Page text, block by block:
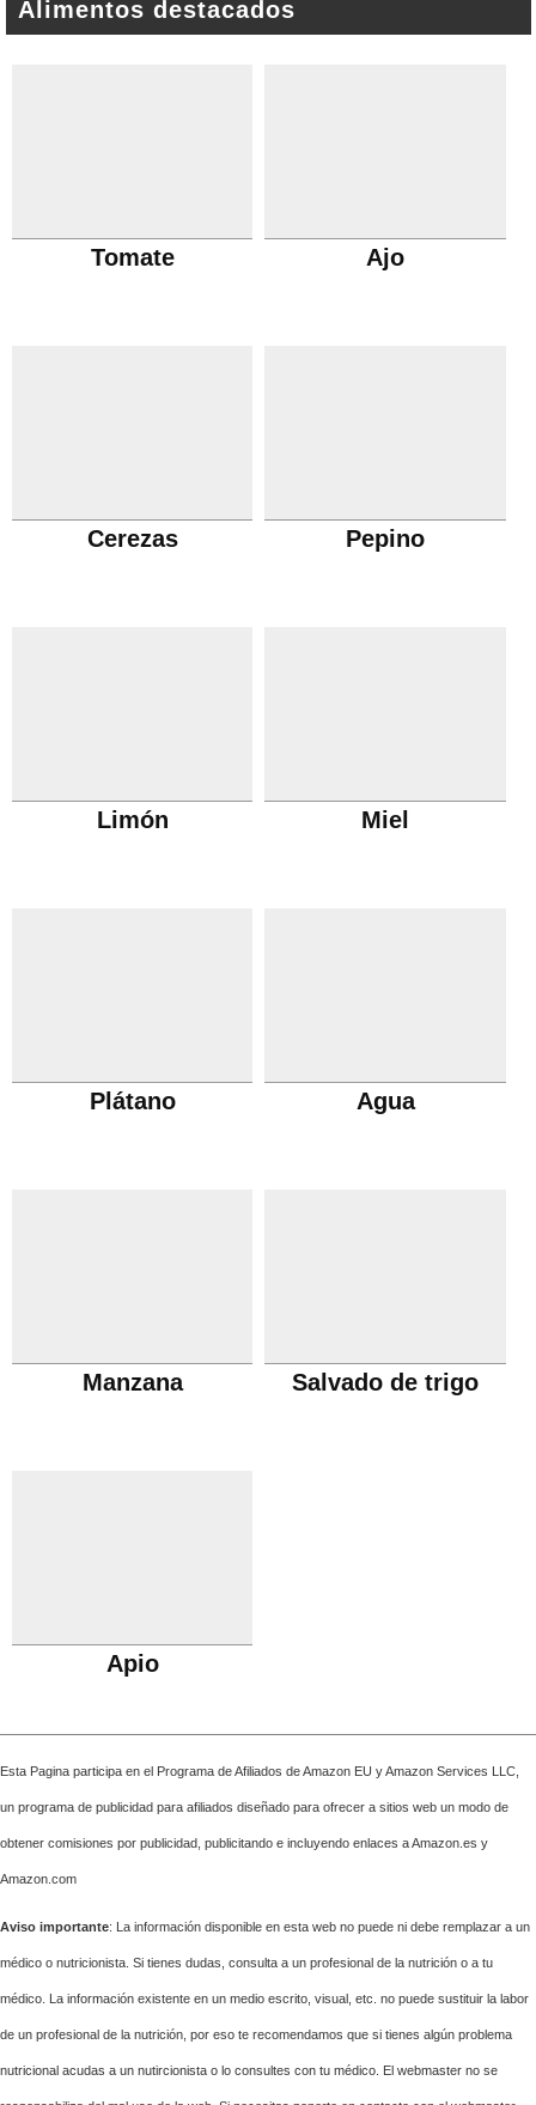
Alimentos destacados
Tomate Ajo
Cerezas Pepino
Limón Miel
Plátano Agua
Manzana Salvado de trigo
Apio
Esta Pagina participa en el Programa de Afiliados de Amazon EU y Amazon Services LLC,
un programa de publicidad para afiliados diseñado para ofrecer a sitios web un modo de
obtener comisiones por publicidad, publicitando e incluyendo enlaces a Amazon.es y
Amazon.com
Aviso importante: La información disponible en esta web no puede ni debe remplazar a un
médico o nutricionista. Si tienes dudas, consulta a un profesional de la nutrición o a tu
médico. La información existente en un medio escrito, visual, etc. no puede sustituir la labor
de un profesional de la nutrición, por eso te recomendamos que si tienes algún problema
nutricional acudas a un nutircionista o lo consultes con tu médico. El webmaster no se